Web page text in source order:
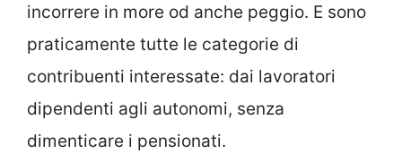
incorrere in more od anche peggio. E sono
praticamente tutte le categorie di
contribuenti interessate: dai lavoratori
dipendenti agli autonomi, senza
dimenticare i pensionati.